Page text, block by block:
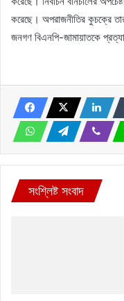
করেছে। অপরাজনীতির কুচক্রে
জনগণ বিএনপি-জামায়াতকে
সংশ্লিষ্ট সংবাদ